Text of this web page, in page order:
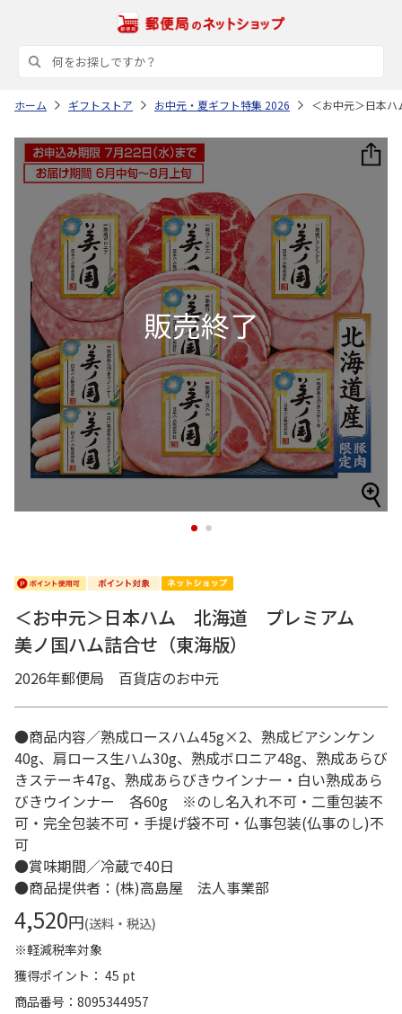
ホーム ギフトストア お中元・夏ギフト特集 2026 ＜お中元＞日本
1 2
＜お中元＞日本ハム 北海道 プレミアム
美ノ国ハム詰合せ（東海版）
2026年郵便局 百貨店のお中元
●商品内容／熟成ロースハム45g×2、熟成ビアシンケン
40g、肩ロース生ハム30g、熟成ボロニア48g、熟成あらび
きステーキ47g、熟成あらびきウインナー・白い熟成あら
びきウインナー 各60g ※のし名入れ不可・二重包装不
可・完全包装不可・手提げ袋不可・仏事包装(仏事のし)不
可
●賞味期間／冷蔵で40日
●商品提供者：(株)高島屋 法人事業部
4,520円(送料・税込)
※軽減税率対象
獲得ポイント： 45 pt
商品番号
8095344957